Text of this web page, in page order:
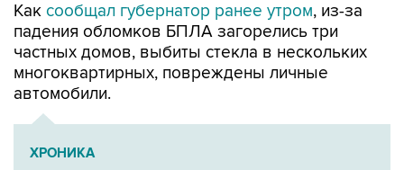
Как сообщал губернатор ранее утром, из-за
падения обломков БПЛА загорелись три
частных домов, выбиты стекла в нескольких
многоквартирных, повреждены личные
автомобили.
ХРОНИКА